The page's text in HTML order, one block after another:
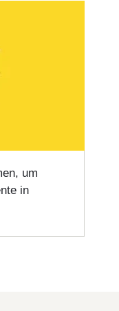
um
in